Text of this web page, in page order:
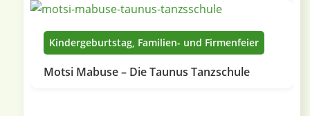
Kindergeburtstag, Familien- und Firmenfeier
Motsi Mabuse – Die Taunus Tanzschule